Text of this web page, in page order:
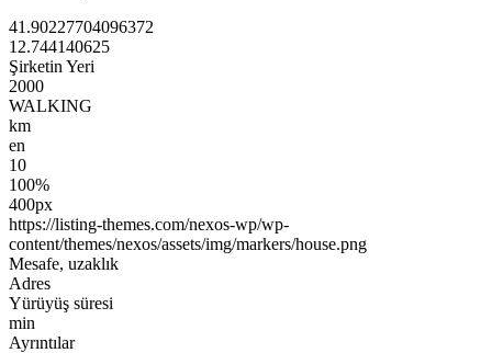
41.90227704096372
12.744140625
Şirketin Yeri
2000
WALKING
km
en
10
100%
400px
https://listing-themes.com/nexos-wp/wp-
content/themes/nexos/assets/img/markers/house.png
Mesafe, uzaklık
Adres
Yürüyüş süresi
min
Ayrıntılar